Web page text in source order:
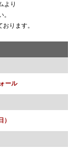
より
ります。
ール